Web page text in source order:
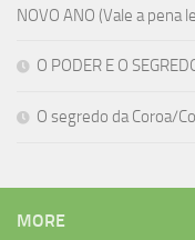
NOVO ANO (Vale a pena
O PODER E O
O segredo da Coroa/
MORE